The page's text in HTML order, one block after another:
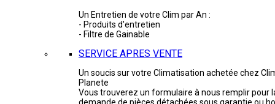
Un Entretien de votre Clim par An :
- Produits d'entretien
- Filtre de Gainable
SERVICE APRES VENTE
Un soucis sur votre Climatisation achetée chez
Planete
Vous trouverez un formulaire à nous remplir pour